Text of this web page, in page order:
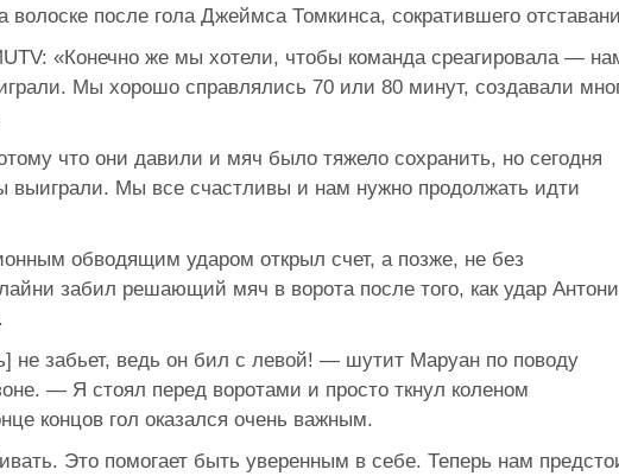
волоске после гола Джеймса Томкинса, сократившего
«Конечно же мы хотели, чтобы команда среагировала —
Мы хорошо справлялись 70 или 80 минут, создавали
что они давили и мяч было тяжело сохранить, но сегодня
выиграли. Мы все счастливы и нам нужно продолжать идти
обводящим ударом открыл счет, а позже, не без
забил решающий мяч в ворота после того, как удар Антони
не забьет, ведь он бил с левой! — шутит Маруан по поводу
— Я стоял перед воротами и просто ткнул коленом
концов гол оказался очень важным.
Это помогает быть уверенным в себе. Теперь нам